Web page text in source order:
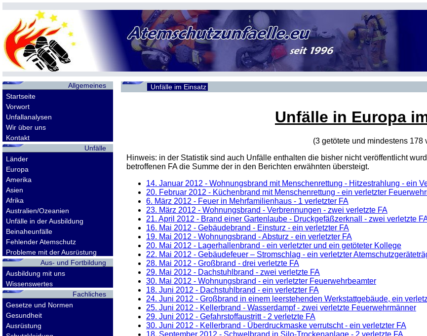
Allgemeines
Startseite
Vorwort
Unfallanalysen
Wir über uns
Kontakt
Unfälle
Länder
Europa
Amerika
Asien
Afrika
Australien/Ozeanien
Unfälle in der Ausbildung
Beinaheunfälle
Fehlender Atemschutz
Probleme mit der Ausrüstung
Aus- und Fortbildung
Ausbildung mit uns
Wissenswertes
Fachliches
Gesetze und Normen
Gesundheit
Ausrüstung
Unfälle im Einsatz
Unfälle in Europa
(3 getötete und mindestens 178
Hinweis: in der Statistik sind auch Unfälle enthalten die bisher nicht veröffentlicht
betroffenen FAdie Summe der in den Berichten erwähnten übersteigt.
14. Januar 2012 - Wohnungsbrand mit Menschenrettung - Hitzestrahlung - ein
20. Februar 2012 - Küchenbrand mit Menschenrettung - ein verletzter
6. März 2012 - Feuer in Mehrfamilienhaus - 1 verletzter FA
23. März 2012 - Wohnungsbrand - Verbrennungen - zwei verletzte FA
21. April 2012 - Brand einer Gartenlaube - Druckgefäßzerknall - zwei verletzte
16. Mai 2012 - Gebäudebrand - Einsturz - ein verletzter FA
19. Mai 2012 - Wohnungsbrand - Absturz - ein verletzter FA
20. Mai 2012 - Lagerhallenbrand - ein verletzter und ein getöteter Kollege
22. Mai 2012 - Gebäudefeuer – Stromschlag - ein verletzter
28. Mai 2012 - Großbrand - drei verletzte FA
29. Mai 2012 - Dachstuhlbrand - zwei verletzte FA
30. Mai 2012 - Wohnungsbrand - ein verletzter Feuerwehrbeamter
18. Juni 2012 - Dachstuhlbrand - ein verletzter FA
24. Juni 2012 - Großbrand in einem leerstehenden Werkstattgebäude, ein
25. Juni 2012 - Kellerbrand - Wasserdampf - zwei verletzte Feuerwehrmänner
29. Juni 2012 - Gefahrstoffaustritt - 2 verletzte FA
30. Juni 2012 - Kellerbrand - Überdruckmaske verrutscht - ein verletzter FA